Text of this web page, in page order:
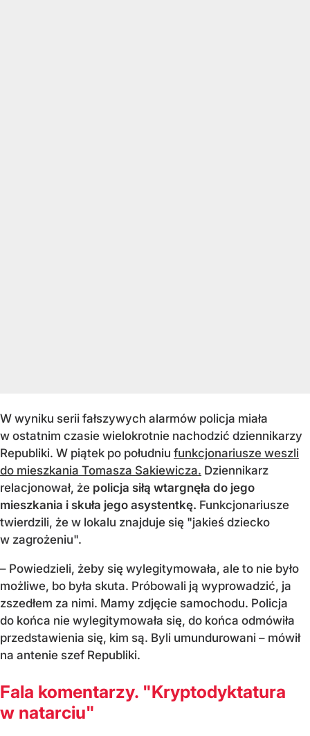
W wyniku serii fałszywych alarmów policja miała
w ostatnim czasie wielokrotnie nachodzić dziennikarzy
Republiki. W piątek po południu funkcjonariusze weszli
do mieszkania Tomasza Sakiewicza. Dziennikarz
relacjonował, że policja siłą wtargnęła do jego
mieszkania i skuła jego asystentkę. Funkcjonariusze
twierdzili, że w lokalu znajduje się "jakieś dziecko
w zagrożeniu".
– Powiedzieli, żeby się wylegitymowała, ale to nie było
możliwe, bo była skuta. Próbowali ją wyprowadzić, ja
zszedłem za nimi. Mamy zdjęcie samochodu. Policja
do końca nie wylegitymowała się, do końca odmówiła
przedstawienia się, kim są. Byli umundurowani – mówił
na antenie szef Republiki.
Fala komentarzy. "Kryptodyktatura
w natarciu"